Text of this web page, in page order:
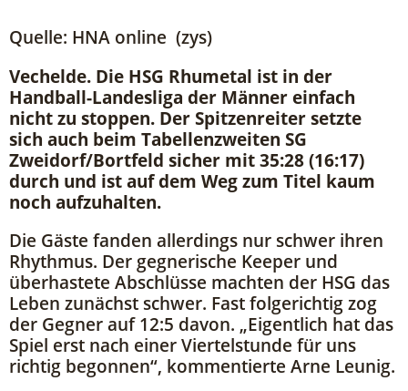
Quelle: HNA online (zys)
Vechelde. Die HSG Rhumetal ist in der
Handball-Landesliga der Männer einfach
nicht zu stoppen. Der Spitzenreiter setzte
sich auch beim Tabellenzweiten SG
Zweidorf/Bortfeld sicher mit 35:28 (16:17)
durch und ist auf dem Weg zum Titel kaum
noch aufzuhalten.
Die Gäste fanden allerdings nur schwer ihren
Rhythmus. Der gegnerische Keeper und
überhastete Abschlüsse machten der HSG das
Leben zunächst schwer. Fast folgerichtig zog
der Gegner auf 12:5 davon. „Eigentlich hat das
Spiel erst nach einer Viertelstunde für uns
richtig begonnen“, kommentierte Arne Leunig.